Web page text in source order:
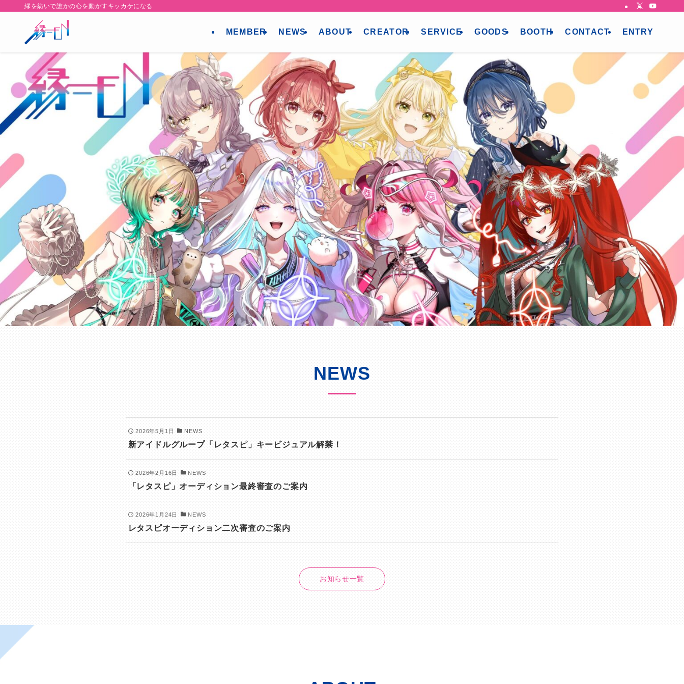
縁を紡いで誰かの心を動かすキッカケになる
MEMBER NEWS ABOUT CREATOR SERVICE GOODS BOOTH CONTACT ENTRY
NEWS
2026年5月1日 NEWS
新アイドルグループ「レタスピ」キービジュアル解禁！
2026年2月16日 NEWS
「レタスピ」オーディション最終審査のご案内
2026年1月24日 NEWS
レタスピオーディション二次審査のご案内
お知らせ一覧